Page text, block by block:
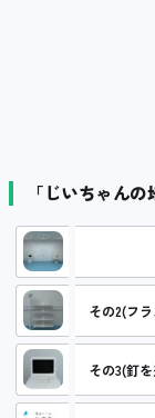
「じいちゃん
その2(フ
その3(釘